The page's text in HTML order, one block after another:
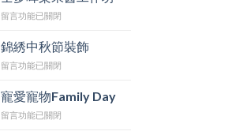
走
大
然
中
在
綉
農
莊
菜
成
留言功能已關閉
錦綉中秋節裝飾
在
綉
中
秋
留言功能已關閉
寵愛寵物Family Day
在
留言功能已關閉